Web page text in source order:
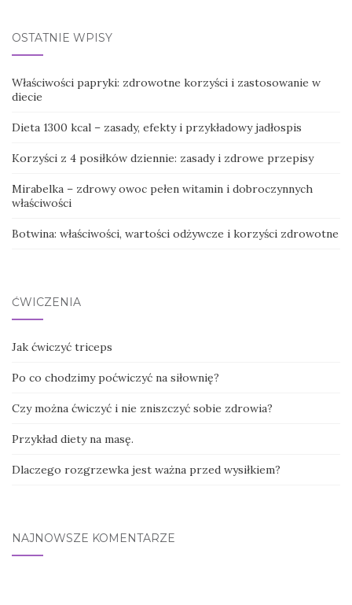
OSTATNIE WPISY
Właściwości papryki: zdrowotne korzyści i zastosowanie w
diecie
Dieta 1300 kcal – zasady, efekty i przykładowy jadłospis
Korzyści z 4 posiłków dziennie: zasady i zdrowe przepisy
Mirabelka – zdrowy owoc pełen witamin i dobroczynnych
właściwości
Botwina: właściwości, wartości odżywcze i korzyści zdrowotne
ĆWICZENIA
Jak ćwiczyć triceps
Po co chodzimy poćwiczyć na siłownię?
Czy można ćwiczyć i nie zniszczyć sobie zdrowia?
Przykład diety na masę.
Dlaczego rozgrzewka jest ważna przed wysiłkiem?
NAJNOWSZE KOMENTARZE